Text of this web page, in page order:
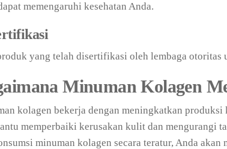
memengaruhi kesehatan Anda.
yang telah disertifikasi oleh lembaga otoritas
Minuman Kolagen
kolagen bekerja dengan meningkatkan
memperbaiki kerusakan kulit dan mengurangi
minuman kolagen secara teratur, Anda